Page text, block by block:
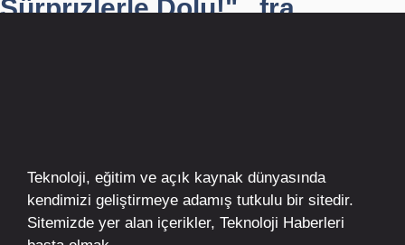
Sürprizlerle Dolu!" , fra...
Teknoloji, eğitim ve açık kaynak dünyasında
kendimizi geliştirmeye adamış tutkulu bir sitedir.
Sitemizde yer alan içerikler, Teknoloji Haberleri